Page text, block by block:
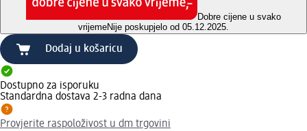
Dobre cijene u svako
vrijemeNije poskupjelo od 05.12.2025.
Dodaj u košaricu
Dostupno za isporuku
Standardna dostava 2-3 radna dana
Provjerite raspoloživost u dm trgovini